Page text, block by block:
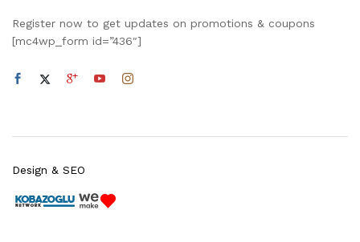
Register now to get updates on promotions & coupons
[mc4wp_form id=”436″]
Design & SEO